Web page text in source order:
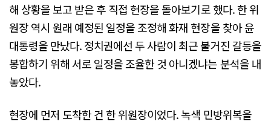
해 상황을 보고 받은 후 직접 현장을 돌아보기로 했다. 한 위
원장 역시 원래 예정된 일정을 조정해 화재 현장을 찾아 윤
대통령을 만났다. 정치권에선 두 사람이 최근 불거진 갈등을
봉합하기 위해 서로 일정을 조율한 것 아니겠냐는 분석을 내
놓았다.
현장에 먼저 도착한 건 한 위원장이었다. 녹색 민방위복을